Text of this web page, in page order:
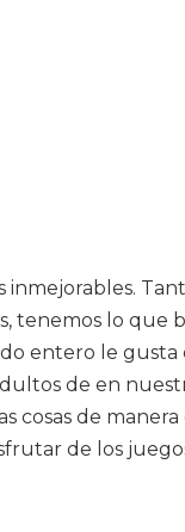
tenemos lo
entero le gusta
de en
cosas de
de los